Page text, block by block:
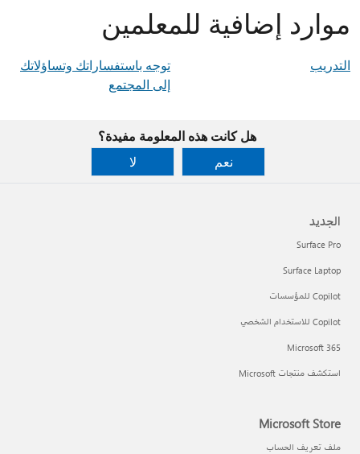
موارد إضافية للمعلمين
التدريب
توجه باستفساراتك وتساؤلاتك
إلى المجتمع
هل كانت هذه المعلومة مفيدة؟
نعم
لا
الجديد
Surface Pro
Surface Laptop
Copilot للمؤسسات
Copilot للاستخدام الشخصي
Microsoft 365
استكشف منتجات Microsoft
Microsoft Store
ملف تعريف الحساب